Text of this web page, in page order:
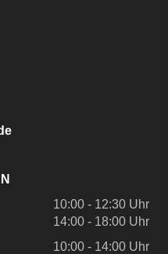
10:00 - 12:30 Uhr
14:00 - 18:00 Uhr
10:00 - 14:00 Uhr